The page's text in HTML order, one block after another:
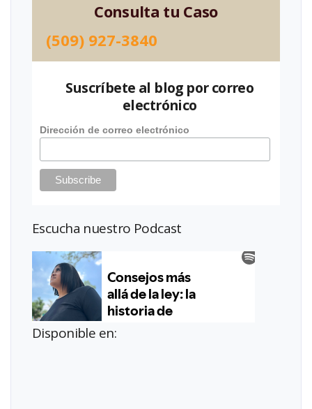
Consulta tu Caso
(509) 927-3840
Suscríbete al blog por correo
electrónico
Dirección de correo electrónico
Escucha nuestro Podcast
Disponible en: